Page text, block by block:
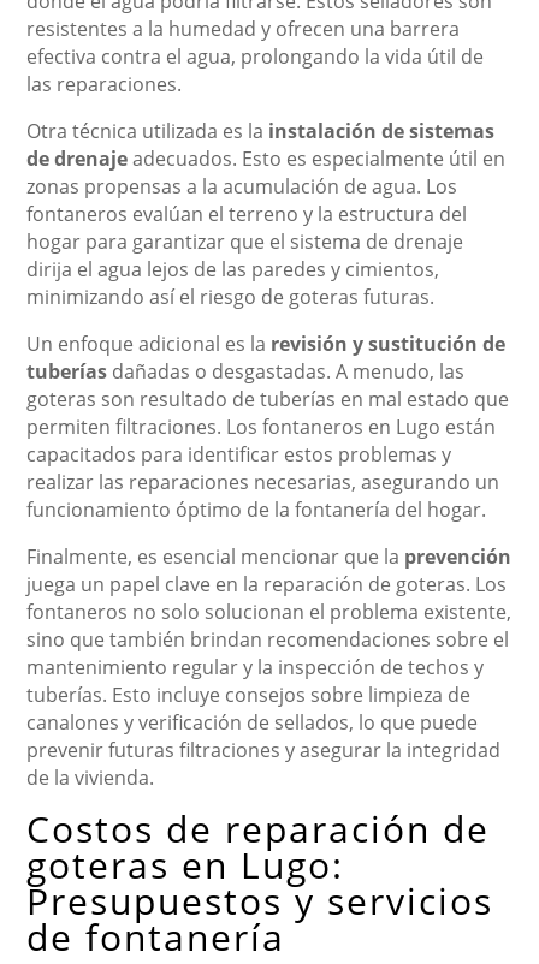
resistentes a la humedad y ofrecen una barrera
efectiva contra el agua, prolongando la vida útil de
las reparaciones.
Otra técnica utilizada es la instalación de sistemas
de drenajeadecuados. Esto es especialmente útil en
zonas propensas a la acumulación de agua. Los
fontaneros evalúan el terreno y la estructura del
hogar para garantizar que el sistema de drenaje
dirija el agua lejos de las paredes y cimientos,
minimizando así el riesgo de goteras futuras.
Un enfoque adicional es la revisión y sustitución de
tuberías dañadas o desgastadas. A menudo, las
goteras son resultado de tuberías en mal estado que
permiten filtraciones. Los fontaneros en Lugo están
capacitados para identificar estos problemas y
realizar las reparaciones necesarias, asegurando un
funcionamiento óptimo de la fontanería del hogar.
Finalmente, es esencial mencionar que la prevención
juega un papel clave en la reparación de goteras. Los
fontaneros no solo solucionan el problema existente,
sino que también brindan recomendaciones sobre el
mantenimiento regular y la inspección de techos y
tuberías. Esto incluye consejos sobre limpieza de
canalones y verificación de sellados, lo que puede
prevenir futuras filtraciones y asegurar la integridad
de la vivienda.
Costos de reparación de
goteras en Lugo:
Presupuestos y servicios
de fontanería